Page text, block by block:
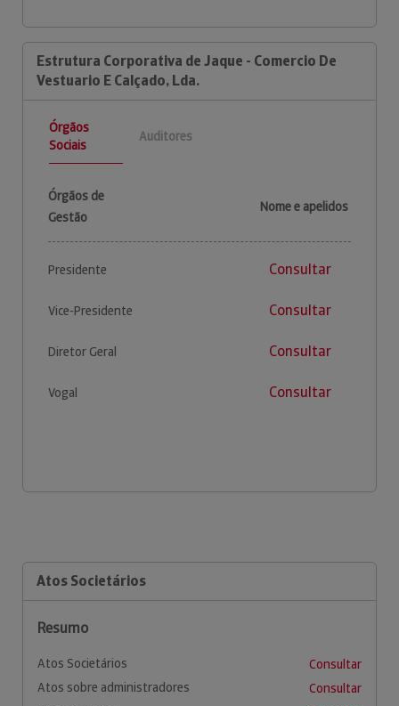
Estrutura Corporativa de Jaque - Comercio De
Vestuario E Calçado, Lda.
Órgãos
Sociais
Auditores
Órgãos de
Gestão
Nome e apelidos
Presidente Consultar
Vice-Presidente Consultar
Diretor Geral Consultar
Vogal Consultar
Atos Societários
Resumo
Atos Societários
Consultar
Atos sobre administradores
Consultar